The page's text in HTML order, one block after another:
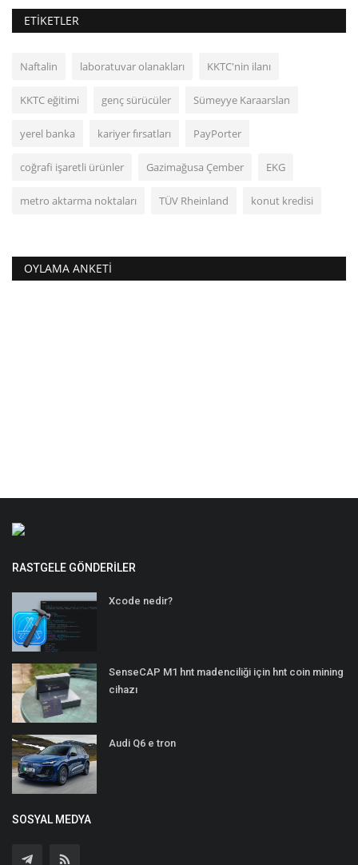
ETIKETLER
Naftalin laboratuvar olanakları KKTC'nin ilanı
KKTC eğitimi genç sürücüler Sümeyye Karaarslan
yerel banka kariyer fırsatları PayPorter
coğrafi işaretli ürünler Gazimağusa Çember EKG
metro aktarma noktaları TÜV Rheinland konut kredisi
OYLAMA ANKETI
RASTGELE GÖNDERILER
Xcode nedir?
SenseCAP M1 hnt madenciliği için hnt coin mining
cihazı
Audi Q6 e tron
SOSYAL MEDYA